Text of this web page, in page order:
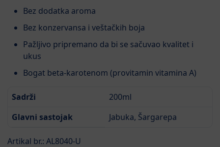
Bez dodatka aroma
Bez konzervansa i veštačkih boja
Pažljivo pripremano da bi se sačuvao kvalitet i
ukus
Bogat beta-karotenom (provitamin vitamina A)
Sadrži
200ml
Glavni sastojak
Jabuka, Šargarepa
Artikal br.: AL8040-U